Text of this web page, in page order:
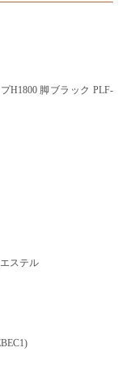
H1800 脚ブラック PLF-
ステル